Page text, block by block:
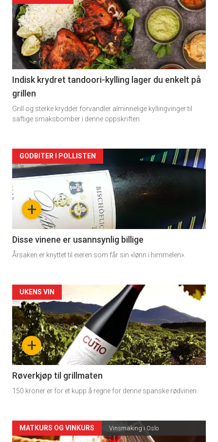
akkurat
nå
-
2
Indisk krydret tandoori-kylling lager du enkelt på
grillen
Grill og sterke krydder forvandler alminnelige kyllingvinger til
saftige smaksbomber i denne oppskriften.
Forsiden
akkurat
nå
3
+
GODBITER I POLLISTEN
Disse vinene er usannsynlig billige
Årsaken er knyttet til eieren som får sin «lønn i himmelen».
Forsiden
akkurat
nå
-
4
+
UKENS VIN
Røverkjøp til grillmaten
150 kroner er for et kupp å regne for denne spanske rødvinen.
Forsiden
MATKURS OG VINKURS Vinsmaking i Oslo